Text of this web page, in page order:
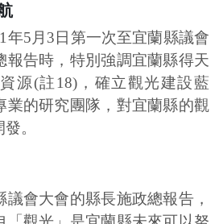
年5月3日第一次至宜蘭縣議會
報告時，特別強調宜蘭縣得天
源(註18)，確立觀光建設藍
業的研究團隊，對宜蘭縣的觀
。
會大會的縣長施政總報告，